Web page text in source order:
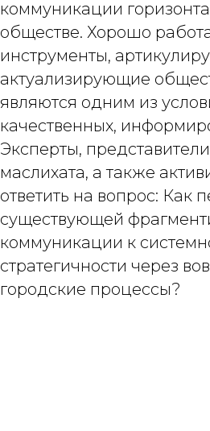
коммуникации
обществе. Хорошо
инструменты,
актуализирующие
являются одним из
качественных,
Эксперты,
маслихата, а также
ответить на вопрос: Как
существующей
коммуникации к
стратегичности через
городские процессы?